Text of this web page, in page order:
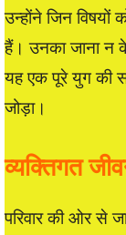
उन्होंने जिन विषयों
हैं। उनका जाना न
यह एक पूरे युग की
जोड़ा।
व्यक्तिगत
परिवार की ओर से